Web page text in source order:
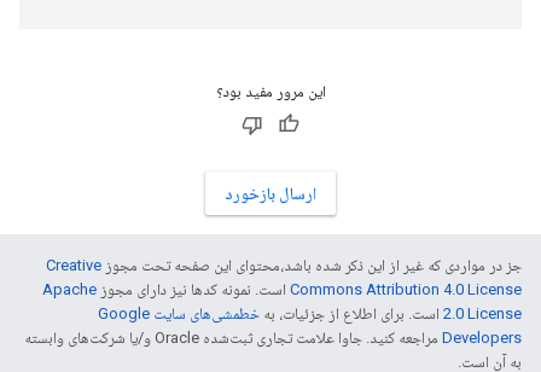
این مرور مفید بود؟
ارسال بازخورد
جز در مواردی که غیر از این ذکر شده باشد،‌محتوای این صفحه تحت مجوز Creative
Commons Attribution 4.0 License است. نمونه کدها نیز دارای مجوز Apache
2.0 License است. برای اطلاع از جزئیات، به
خطمشی‌های سایت Google
Developers‏
مراجعه کنید. جاوا علامت تجاری ثبت‌شده Oracle و/یا شرکت‌های وابسته
به آن است.